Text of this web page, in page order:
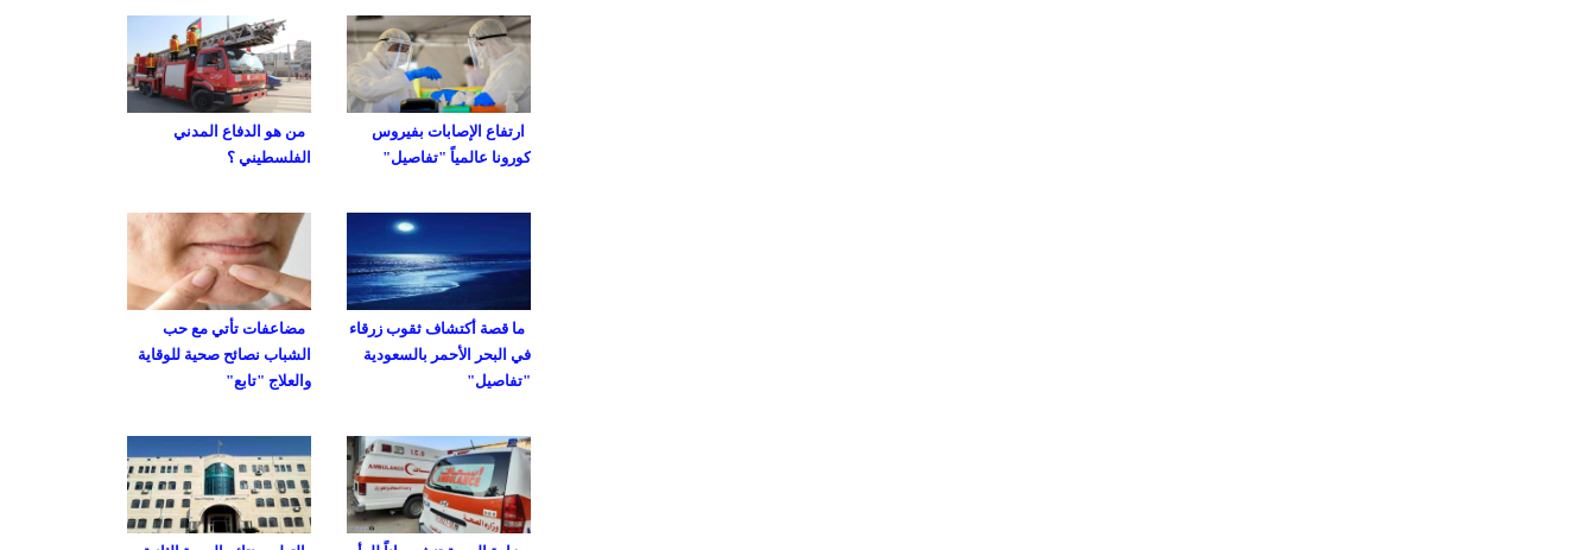
من هو الدفاع المدني
الفلسطيني ؟
ارتفاع الإصابات بفيروس
كورونا عالمياً "تفاصيل"
مضاعفات تأتي مع حب
الشباب نصائح صحية للوقاية
والعلاج "تابع"
ما قصة أكتشاف ثقوب زرقاء
في البحر الأحمر بالسعودية
"تفاصيل"